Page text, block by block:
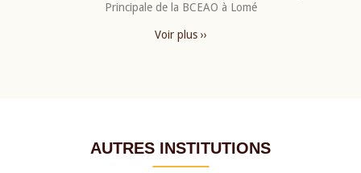
Principale de la BCEAO à Lomé
Voir plus ››
AUTRES INSTITUTIONS